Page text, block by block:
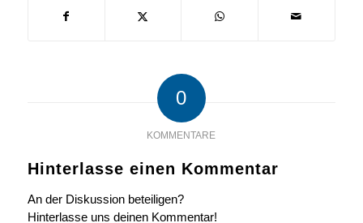
0
KOMMENTARE
Hinterlasse einen Kommentar
An der Diskussion beteiligen?
Hinterlasse uns deinen Kommentar!